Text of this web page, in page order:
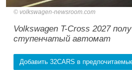
volkswagen-newsroom.com
Volkswagen T-Cross 2027
ступенчатый автомат
Добавить 32CARS в